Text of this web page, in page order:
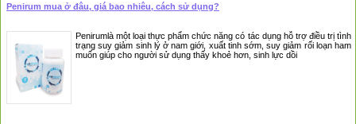
Penirum mua ở đâu, giá bao nhiêu, cách sử dụng?
Penirumlà một loại thực phẩm chức năng có tác dụng hỗ trợ điều trị tình
trạng suy giảm sinh lý ở nam giới, xuất tinh sớm, suy giảm rối loạn ham
muốn giúp cho người sử dụng thấy khoẻ hơn, sinh lực dồi